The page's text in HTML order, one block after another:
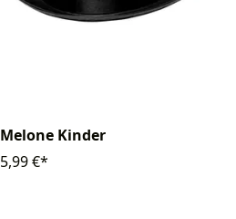
Melone Kinder
5,99 €*